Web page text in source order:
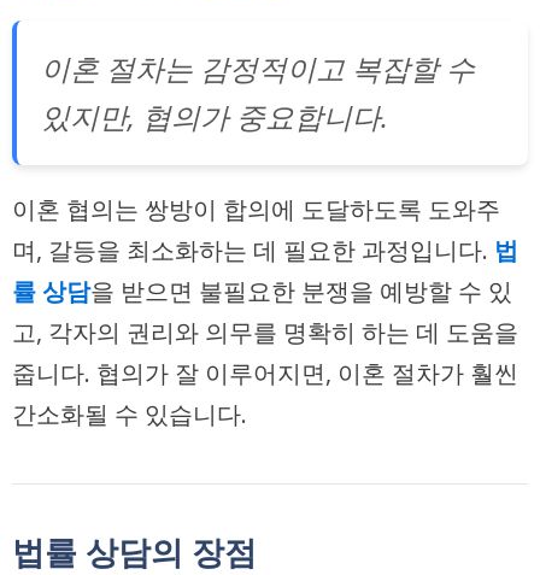
이혼 절차는 감정적이고 복잡할 수
있지만, 협의가 중요합니다.
이혼 협의는 쌍방이 합의에 도달하도록 도와주
며, 갈등을 최소화하는 데 필요한 과정입니다. 법
률 상담을 받으면 불필요한 분쟁을 예방할 수 있
고, 각자의 권리와 의무를 명확히 하는 데 도움을
줍니다. 협의가 잘 이루어지면, 이혼 절차가 훨씬
간소화될 수 있습니다.
법률 상담의 장점